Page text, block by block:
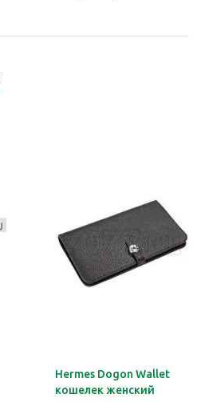
Hermes Dogon Wallet
кошелек женский